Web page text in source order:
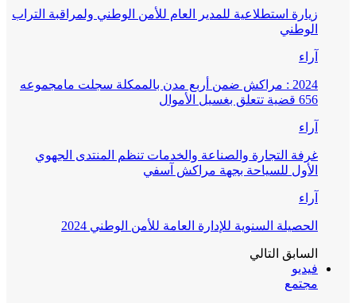
زيارة استطلاعية للمدير العام للأمن الوطني ولمراقبة التراب
الوطني
آراء
2024 : مراكش ضمن أربع مدن بالممكلة سجلت مامجموعه
656 قضية تتعلق بغسيل الأموال
آراء
غرفة التجارة والصناعة والخدمات تنظم المنتدى الجهوي
الأول للسياحة بجهة مراكش آسفي
آراء
الحصيلة السنوية للإدارة العامة للأمن الوطني 2024
السابق التالي
فيديو
مجتمع